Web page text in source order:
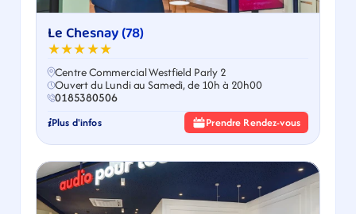
Le Chesnay (78)
★★★★★
Centre Commercial Westfield Parly 2
Ouvert du Lundi au Samedi, de 10h à 20h00
0185380506
Plus d'infos Prendre Rendez-vous